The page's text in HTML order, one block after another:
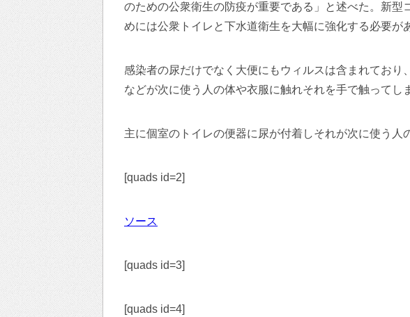
のための公衆衛生の防疫が重要である」と述べた。新型
めには公衆トイレと下水道衛生を大幅に強化する必要が
感染者の尿だけでなく大便にもウィルスは含まれており
などが次に使う人の体や衣服に触れそれを手で触ってし
主に個室のトイレの便器に尿が付着しそれが次に使う人
[quads id=2]
ソース
[quads id=3]
[quads id=4]